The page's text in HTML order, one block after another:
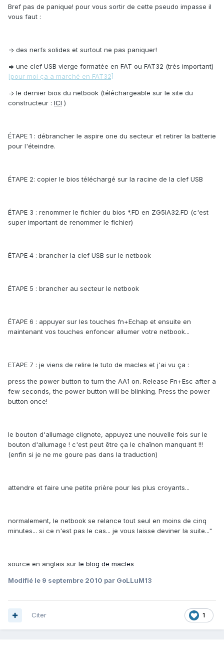
Bref pas de panique! pour vous sortir de cette pseudo impasse il
vous faut :
=> des nerfs solides et surtout ne pas paniquer!
=> une clef USB vierge formatée en FAT ou FAT32 (très important)
[pour moi ça a marché en FAT32]
=> le dernier bios du netbook (téléchargeable sur le site du
constructeur : ICI )
ÉTAPE 1 : débrancher le aspire one du secteur et retirer la batterie
pour l'éteindre.
ÉTAPE 2: copier le bios téléchargé sur la racine de la clef USB
ÉTAPE 3 : renommer le fichier du bios *.FD en ZG5IA32.FD (c'est
super important de renommer le fichier)
ÉTAPE 4 : brancher la clef USB sur le netbook
ÉTAPE 5 : brancher au secteur le netbook
ÉTAPE 6 : appuyer sur les touches fn+Echap et ensuite en
maintenant vos touches enfoncer allumer votre netbook...
ETAPE 7 : je viens de relire le tuto de macles et j'ai vu ça :
press the power button to turn the AA1 on. Release Fn+Esc after a
few seconds, the power button will be blinking. Press the power
button once!
le bouton d'allumage clignote, appuyez une nouvelle fois sur le
bouton d'allumage ! c'est peut être ça le chaînon manquant !!!
(enfin si je ne me goure pas dans la traduction)
attendre et faire une petite prière pour les plus croyants...
normalement, le netbook se relance tout seul en moins de cinq
minutes... si ce n'est pas le cas... je vous laisse deviner la suite..."
source en anglais sur le blog de macles
Modifié le 9 septembre 2010 par GoLLuM13
1
Citer